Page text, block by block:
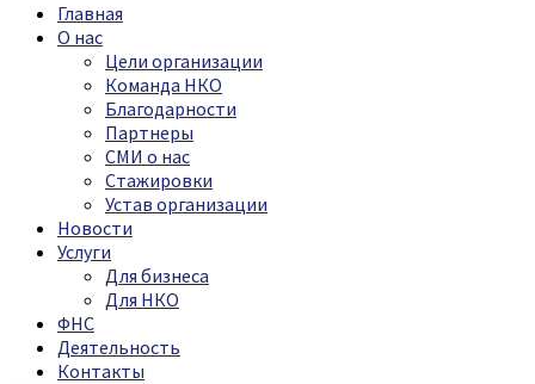
Главная
О нас
Цели организации
Команда НКО
Благодарности
Партнеры
СМИ о нас
Стажировки
Устав организации
Новости
Услуги
Для бизнеса
Для НКО
ФНС
Деятельность
Контакты